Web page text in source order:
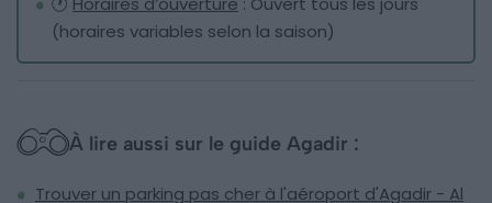
(horaires variables selon la saison)
À lire aussi sur le guide Agadir :
Trouver un parking pas cher à l'aéroport d'Agadir - Al